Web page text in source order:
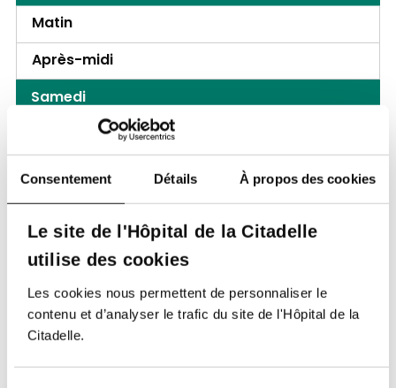
Consentement Détails À propos des cookies
Le site de l'Hôpital de la Citadelle
utilise des cookies
Les cookies nous permettent de personnaliser le
contenu et d’analyser le trafic du site de l'Hôpital de la
Citadelle.
Matin
Après-midi
Samedi
Après-midi
Publications
Geurten C, Thiry A, Jamblin P, et al. Concomitant
nodal involvement by Langerhans cell
Pediatrics International 2015: 56(6),1214-1217